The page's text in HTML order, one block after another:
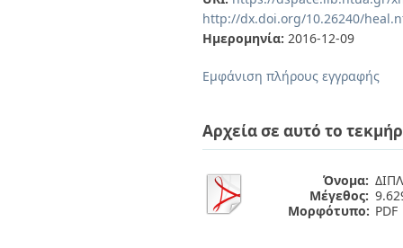
http://dx.doi.org/10.26240/
Ημερομηνία: 2016-12-09
Εμφάνιση πλήρους εγγραφής
Αρχεία σε αυτό το
Όνομα:
Μέγεθος:
Μορφότυπο: PDF